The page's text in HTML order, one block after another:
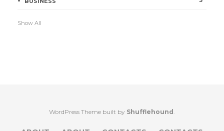
Show All
WordPress Theme built by Shufflehound .